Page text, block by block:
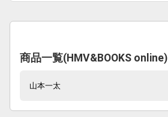
商品一覧(HMV&BOOKS online)
山本一太